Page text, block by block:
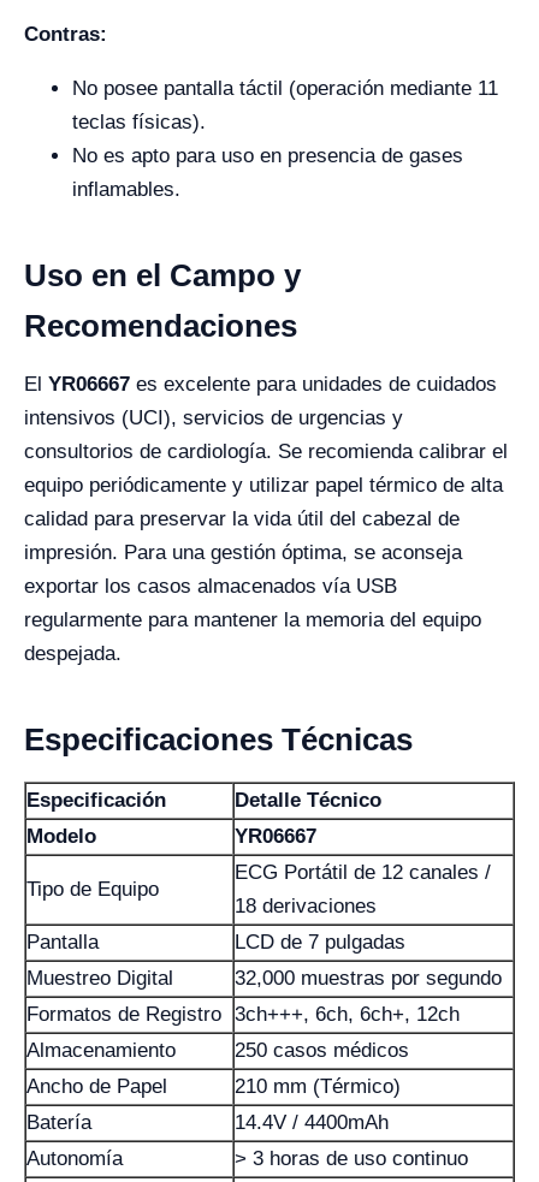
Contras:
No posee pantalla táctil (operación mediante 11
teclas físicas).
No es apto para uso en presencia de gases
inflamables.
Uso en el Campo y
Recomendaciones
El YR06667 es excelente para unidades de cuidados
intensivos (UCI), servicios de urgencias y
consultorios de cardiología. Se recomienda calibrar el
equipo periódicamente y utilizar papel térmico de alta
calidad para preservar la vida útil del cabezal de
impresión. Para una gestión óptima, se aconseja
exportar los casos almacenados vía USB
regularmente para mantener la memoria del equipo
despejada.
Especificaciones Técnicas
Especificación
Detalle Técnico
Modelo
YR06667
Tipo de Equipo
ECG Portátil de 12 canales /
18 derivaciones
Pantalla
LCD de 7 pulgadas
Muestreo Digital
32,000 muestras por segundo
Formatos de Registro 3ch+++, 6ch, 6ch+, 12ch
Almacenamiento
250 casos médicos
Ancho de Papel
210 mm (Térmico)
Batería
14.4V / 4400mAh
Autonomía
> 3 horas de uso continuo